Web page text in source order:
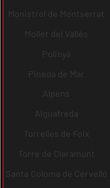
Monistrol de Montserrat
Mollet del Vallès
Polinyà
Pineda de Mar
Alpens
Aiguafreda
Torrelles de Foix
Torre de Claramunt
Santa Coloma de Cervelló